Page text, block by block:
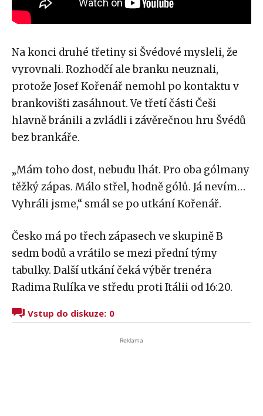
Na konci druhé třetiny si Švédové mysleli, že
vyrovnali. Rozhodčí ale branku neuznali,
protože Josef Kořenář nemohl po kontaktu v
brankovišti zasáhnout. Ve třetí části Češi
hlavně bránili a zvládli i závěrečnou hru Švédů
bez brankáře.
„Mám toho dost, nebudu lhát. Pro oba gólmany
těžký zápas. Málo střel, hodně gólů. Já nevím…
Vyhráli jsme,“ smál se po utkání Kořenář.
Česko má po třech zápasech ve skupině B
sedm bodů a vrátilo se mezi přední týmy
tabulky. Další utkání čeká výběr trenéra
Radima Rulíka ve středu proti Itálii od 16:20.
Vstup do diskuze: 0
Reklama